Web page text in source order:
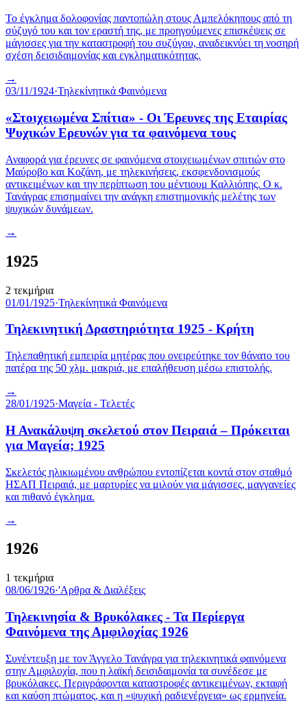
Το έγκλημα δολοφονίας παντοπώλη στους Αμπελόκηπους από τη
σύζυγό του και τον εραστή της, με προηγούμενες επισκέψεις σε
μάγισσες για την καταστροφή του συζύγου, αναδεικνύει τη νοσηρή
σχέση δεισιδαιμονίας και εγκληματικότητας.
→
03/11/1924·Τηλεκίνητικά Φαινόμενα
«Στοιχειωμένα Σπίτια» - Οι Έρευνες της Εταιρίας
Ψυχικών Ερευνών για τα φαινόμενα τους
Αναφορά για έρευνες σε φαινόμενα στοιχειωμένων σπιτιών στο
Μαύροβο και Κοζάνη, με τηλεκινήσεις, εκσφενδονισμούς
αντικειμένων και την περίπτωση του μέντιουμ Καλλιόπης. Ο κ.
Τανάγρας επισημαίνει την ανάγκη επιστημονικής μελέτης των
ψυχικών δυνάμεων.
→
1925
2 τεκμήρια
01/01/1925·Τηλεκίνητικά Φαινόμενα
Τηλεκινητική Δραστηριότητα 1925 - Κρήτη
Τηλεπαθητική εμπειρία μητέρας που ονειρεύτηκε τον θάνατο του
πατέρα της 50 χλμ. μακριά, με επαλήθευση μέσω επιστολής.
→
28/01/1925·Μαγεία - Τελετές
Η Ανακάλυψη σκελετού στον Πειραιά – Πρόκειται
για Μαγεία; 1925
Σκελετός ηλικιωμένου ανθρώπου εντοπίζεται κοντά στον σταθμό
ΗΣΑΠ Πειραιά, με μαρτυρίες να μιλούν για μάγισσες, μαγγανείες
και πιθανό έγκλημα.
→
1926
1 τεκμήρια
08/06/1926·'Αρθρα & Διαλέξεις
Τηλεκινησία & Βρυκόλακες - Τα Περίεργα
Φαινόμενα της Αμφιλοχίας 1926
Συνέντευξη με τον Άγγελο Τανάγρα για τηλεκινητικά φαινόμενα
στην Αμφιλοχία, που η λαϊκή δεισιδαιμονία τα συνέδεσε με
βρυκόλακες. Περιγράφονται καταστροφές αντικειμένων, εκταφή
και καύση πτώματος, και η «ψυχική ραδιενέργεια» ως ερμηνεία.